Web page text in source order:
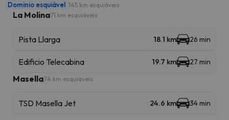
Dominio esquiável 145 km esquiáveis
La Molina71 km esquiáveis
Pista Llarga 18.1 km 26 min
Edificio Telecabina 19.7 km 27 min
Masella74 km esquiáveis
TSD Masella Jet 24.6 km 34 min